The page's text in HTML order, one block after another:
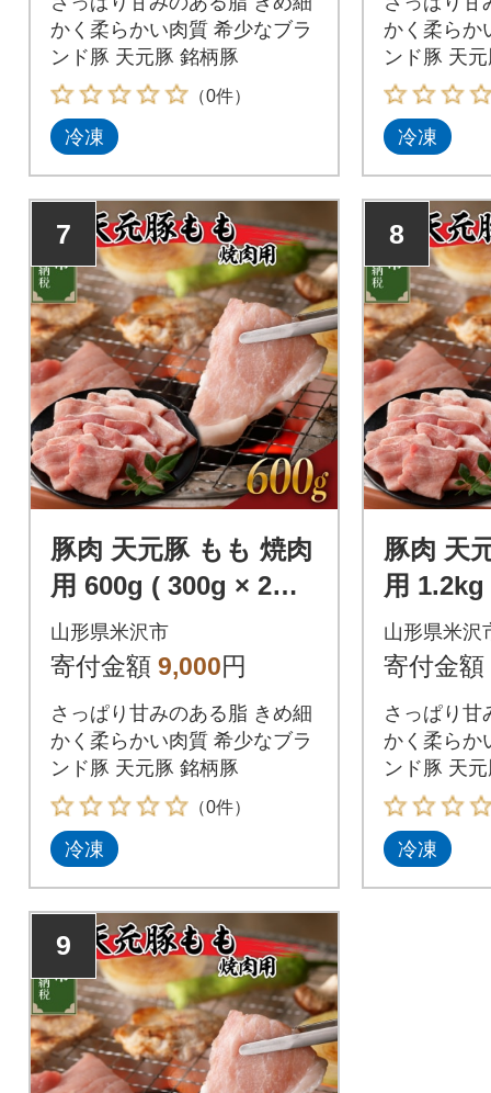
かく柔らかい肉質 希少なブラ
ンド豚 天元豚 銘柄豚
（0件）
冷凍
かく柔らか
ンド豚 天
冷凍
7
豚肉 天元豚 もも 焼肉
用 600g ( 300g × 2パ
ック )
山形県米沢市
寄付金額 9,000円
さっぱり甘みのある脂 きめ細
かく柔らかい肉質 希少なブラ
ンド豚 天元豚 銘柄豚
（0件）
冷凍
8
豚肉 天
用
ック )
山形県米沢
寄付金額
さっぱり甘
かく柔らか
ンド豚 天
冷凍
9